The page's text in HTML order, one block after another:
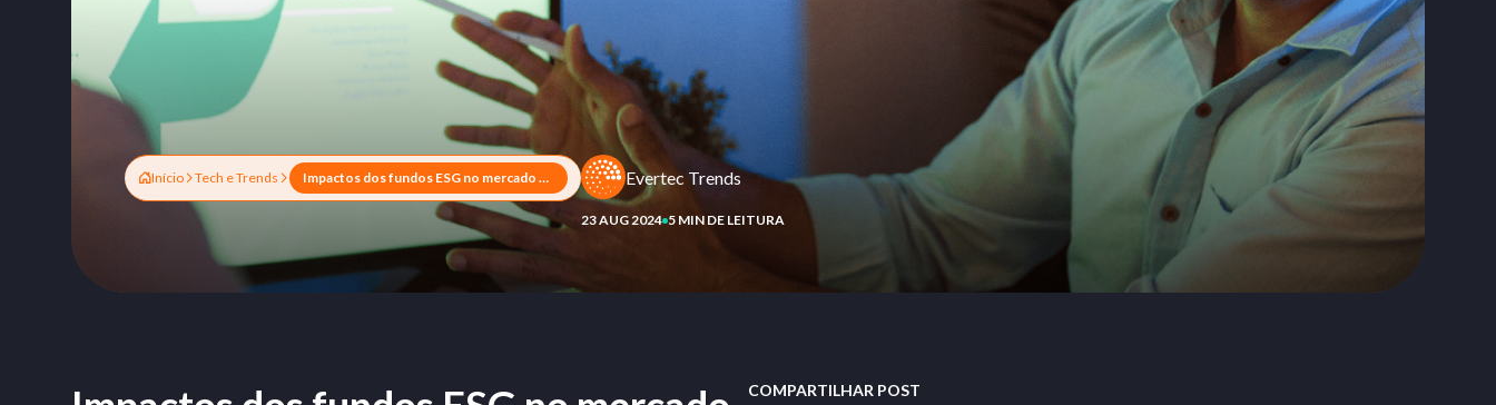
Início Tech e Trends Impactos dos fundos ESG no mercado financeiro Evertec Trends
23 AUG 2024 5 MIN DE LEITURA
COMPARTILHAR POST